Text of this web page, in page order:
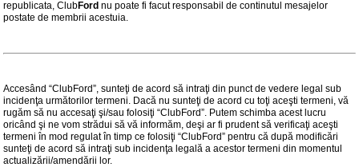
republicata, ClubFord nu poate fi facut responsabil de continutul mesajelor
postate de membrii acestuia.
Accesând “ClubFord”, sunteţi de acord să intraţi din punct de vedere legal sub
incidenţa următorilor termeni. Dacă nu sunteţi de acord cu toţi aceşti termeni, vă
rugăm să nu accesaţi şi/sau folosiţi “ClubFord”. Putem schimba acest lucru
oricând şi ne vom strădui să vă informăm, deşi ar fi prudent să verificaţi aceşti
termeni în mod regulat în timp ce folosiţi “ClubFord” pentru că după modificări
sunteţi de acord să intraţi sub incidenţa legală a acestor termeni din momentul
actualizării/amendării lor.